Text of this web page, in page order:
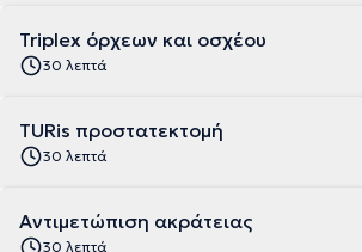
Triplex όρχεων και οσχέου
30 λεπτά
TURis προστατεκτομή
30 λεπτά
Αντιμετώπιση ακράτειας
30 λεπτά